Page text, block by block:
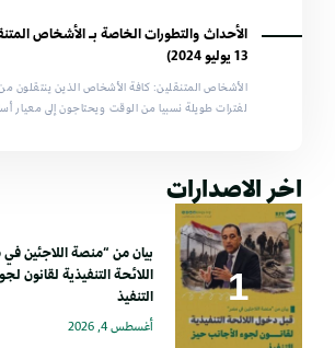
13 يوليو 2024)
الأشخاص المتنقلين: كافة الأشخاص الذين ينتقلون
لفترات طويلة نسبيا من الوقت ويحتاجون إلى معيار
اخر الاصدارات
بيان من “منصة اللاجئين
اللائحة التنفيذية لقانون
التنفيذ
أغسطس 4, 2026